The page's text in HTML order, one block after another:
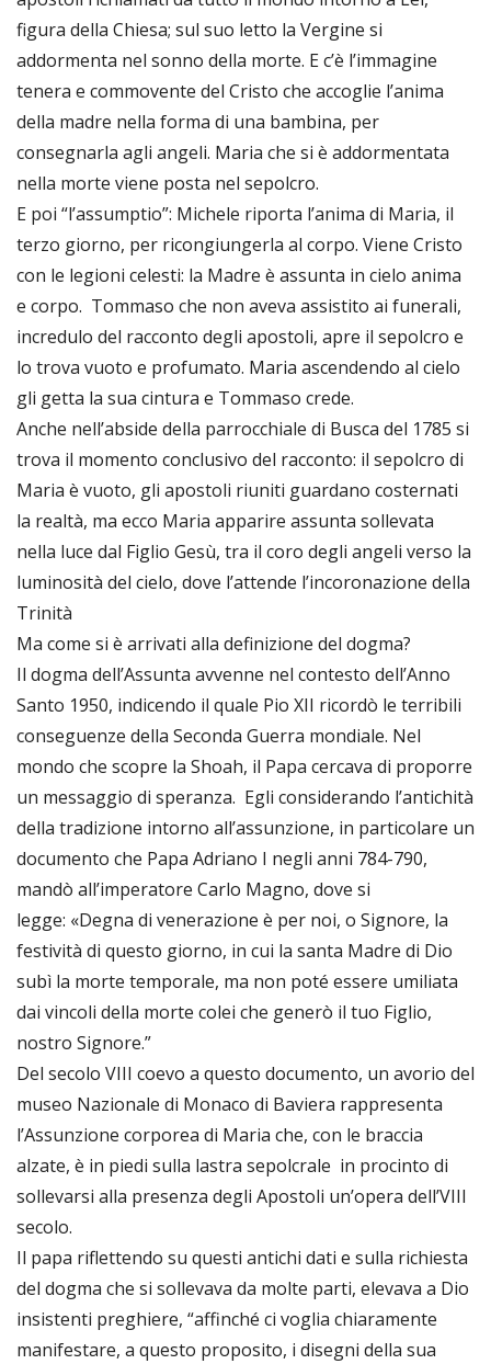
figura della Chiesa; sul suo letto la Vergine si
addormenta nel sonno della morte. E c’è l’immagine
tenera e commovente del Cristo che accoglie l’anima
della madre nella forma di una bambina, per
consegnarla agli angeli. Maria che si è addormentata
nella morte viene posta nel sepolcro.
E poi “l’assumptio”: Michele riporta l’anima di Maria, il
terzo giorno, per ricongiungerla al corpo. Viene Cristo
con le legioni celesti: la Madre è assunta in cielo anima
e corpo. Tommaso che non aveva assistito ai funerali,
incredulo del racconto degli apostoli, apre il sepolcro e
lo trova vuoto e profumato. Maria ascendendo al cielo
gli getta la sua cintura e Tommaso crede.
Anche nell’abside della parrocchiale di Busca del 1785 si
trova il momento conclusivo del racconto: il sepolcro di
Maria è vuoto, gli apostoli riuniti guardano costernati
la realtà, ma ecco Maria apparire assunta sollevata
nella luce dal Figlio Gesù, tra il coro degli angeli verso la
luminosità del cielo, dove l’attende l’incoronazione della
Trinità
Ma come si è arrivati alla definizione del dogma?
Il dogma dell’Assunta avvenne nel contesto dell’Anno
Santo 1950, indicendo il quale Pio XII ricordò le terribili
conseguenze della Seconda Guerra mondiale. Nel
mondo che scopre la Shoah, il Papa cercava di proporre
un messaggio di speranza. Egli considerando l’antichità
della tradizione intorno all’assunzione, in particolare un
documento che Papa Adriano I negli anni 784-790,
mandò all’imperatore Carlo Magno, dove si
legge: «Degna di venerazione è per noi, o Signore, la
festività di questo giorno, in cui la santa Madre di Dio
subì la morte temporale, ma non poté essere umiliata
dai vincoli della morte colei che generò il tuo Figlio,
nostro Signore.”
Del secolo VIII coevo a questo documento, un avorio del
museo Nazionale di Monaco di Baviera rappresenta
l’Assunzione corporea di Maria che, con le braccia
alzate, è in piedi sulla lastra sepolcrale in procinto di
sollevarsi alla presenza degli Apostoli un’opera dell’VIII
secolo.
Il papa riflettendo su questi antichi dati e sulla richiesta
del dogma che si sollevava da molte parti, elevava a Dio
insistenti preghiere, “affinché ci voglia chiaramente
manifestare, a questo proposito, i disegni della sua